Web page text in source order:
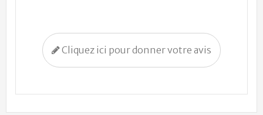
Cliquez ici pour donner votre avis